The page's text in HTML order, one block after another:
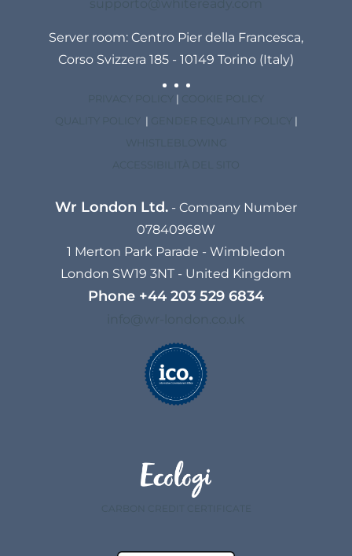
Server room: Centro Pier della Francesca,
Corso Svizzera 185 - 10149 Torino (Italy)
|
|
|
Wr London Ltd. - Company Number
07840968W
1 Merton Park Parade - Wimbledon
London SW19 3NT - United Kingdom
Phone +44 203 529 6834​